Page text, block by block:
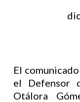
El
el Defensor
Otálora